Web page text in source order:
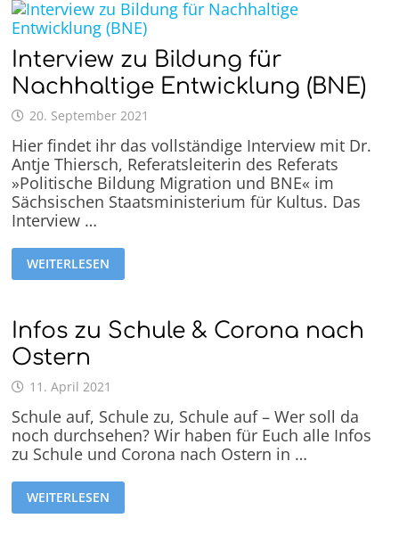
Interview zu Bildung für
Nachhaltige Entwicklung (BNE)
20. September 2021
Hier findet ihr das vollständige Interview mit Dr.
Antje Thiersch, Referatsleiterin des Referats
»Politische Bildung Migration und BNE« im
Sächsischen Staatsministerium für Kultus. Das
Interview …
WEITERLESEN
Infos zu Schule & Corona nach
Ostern
11. April 2021
Schule auf, Schule zu, Schule auf – Wer soll da
noch durchsehen? Wir haben für Euch alle Infos
zu Schule und Corona nach Ostern in …
WEITERLESEN